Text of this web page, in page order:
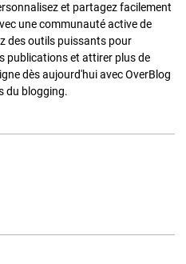
et partagez facilement
une communauté active de
des outils puissants pour
publications et attirer plus de
dès aujourd'hui avec OverBlog
du blogging.